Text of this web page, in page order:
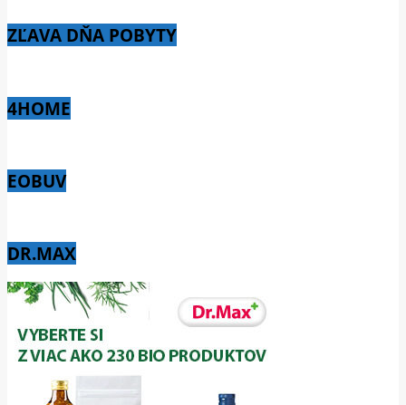
ZĽAVA DŇA POBYTY
4HOME
EOBUV
DR.MAX